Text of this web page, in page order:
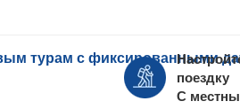
турам с фиксированными
поездку
С